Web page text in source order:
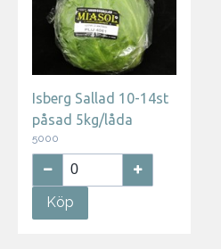
Isberg Sallad 10-14st
påsad 5kg/låda
5000
Köp